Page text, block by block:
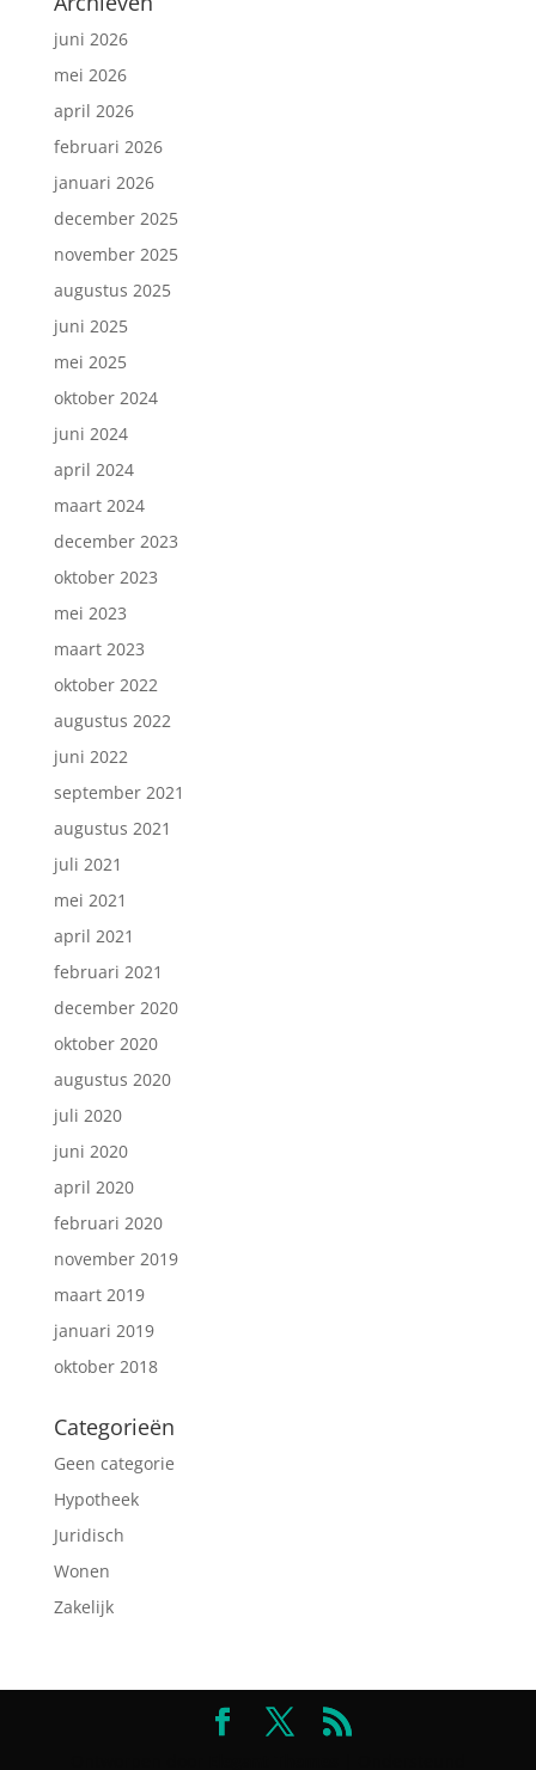
juni 2026
mei 2026
april 2026
februari 2026
januari 2026
december 2025
november 2025
augustus 2025
juni 2025
mei 2025
oktober 2024
juni 2024
april 2024
maart 2024
december 2023
oktober 2023
mei 2023
maart 2023
oktober 2022
augustus 2022
juni 2022
september 2021
augustus 2021
juli 2021
mei 2021
april 2021
februari 2021
december 2020
oktober 2020
augustus 2020
juli 2020
juni 2020
april 2020
februari 2020
november 2019
maart 2019
januari 2019
oktober 2018
Categorieën
Geen categorie
Hypotheek
Juridisch
Wonen
Zakelijk